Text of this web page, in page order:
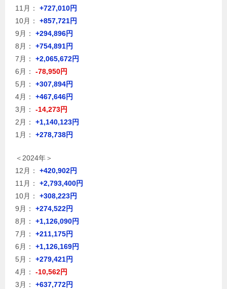
11月：
+727,010円
10月：
+857,721円
9月：
+294,896円
8月：
+754,891円
7月：
+2,065,672円
6月：
-78,950円
5月：
+307,894円
4月：
+467,646円
3月：
-14,273円
2月：
+1,140,123円
1月：
+278,738円
＜2024年＞
12月：
+420,902円
11月：
+2,793,400円
10月：
+308,223円
9月：
+274,522円
8月：
+1,126,090円
7月：
+211,175円
6月：
+1,126,169円
5月：
+279,421円
4月：
-10,562円
3月：
+637,772円